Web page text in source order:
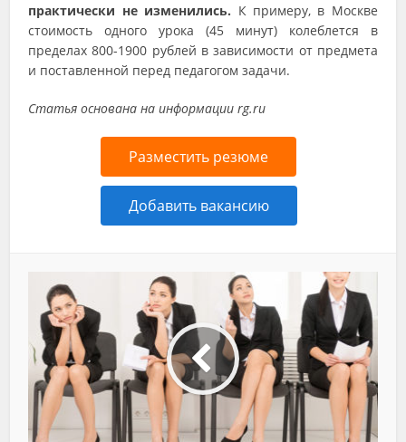
практически не изменились. К примеру, в Москве
стоимость одного урока (45 минут) колеблется в
пределах 800-1900 рублей в зависимости от предмета
и поставленной перед педагогом задачи.
Статья основана на информации rg.ru
Разместить резюме
Добавить вакансию